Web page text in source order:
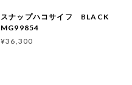
スナップハコサイフ BLACK
MG99854
¥36,300